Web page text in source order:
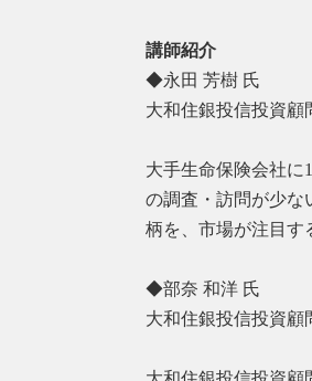
講師紹介
◆永田 芳樹 氏
大和住銀投信投資
大手生命保険会社に
の調査・訪問が少な
柄を、市場が注目す
◆部奈 和洋 氏
大和住銀投信投資